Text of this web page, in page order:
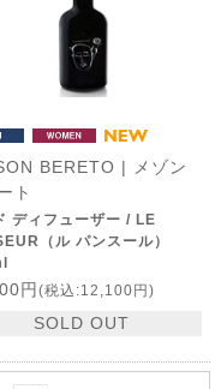
BERETO | メゾン
ト
ディフューザー / LE
（ル パンスール）
円 (税込:12,100円)
SOLD OUT